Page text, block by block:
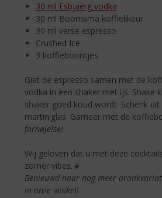
30 ml Esbjaerg vodka
30 ml Boomsma koffielikeur
30 ml verse espresso
Crushed Ice
3 koffieboontjes
Giet de espresso samen met de
vodka in een shaker met ijs. Shake
shaker goed koud wordt. Schenk
martiniglas. Garneer met de
fornøjelse!
Wij geloven dat u met deze
zomer vibes. ☀️
Benieuwd naar nog meer
in onze winkel!